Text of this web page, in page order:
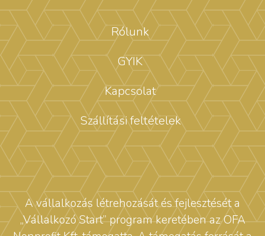
Rólunk
GYIK
Kapcsolat
Szállítási feltételek
A vállalkozás létrehozását és fejlesztését a
„Vállalkozó Start” program keretében az OFA